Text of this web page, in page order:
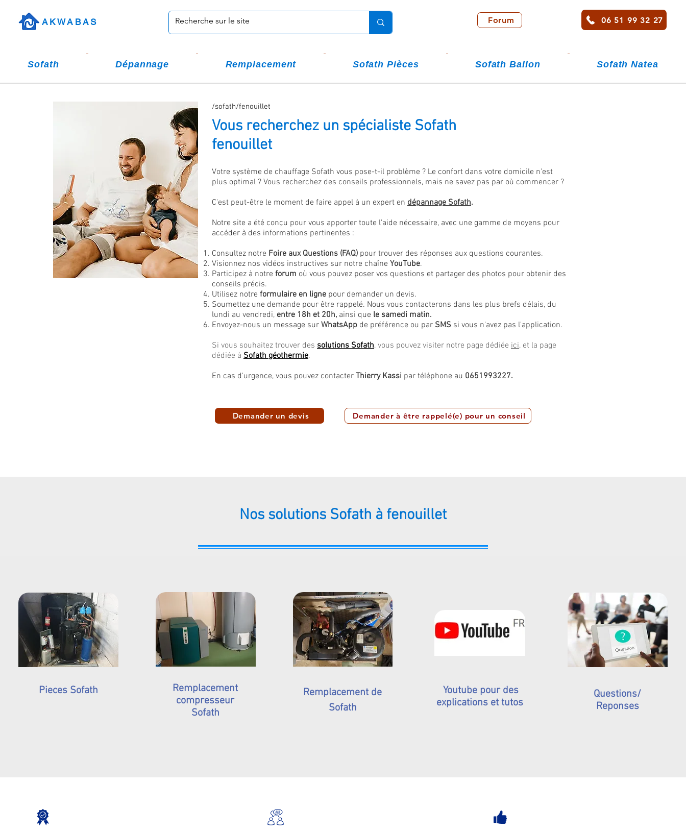
AKWABAS Forum 06 51 99 32 27
Sofath Dépannage Remplacement Sofath Pièces Sofath Ballon Sofath Natea
/sofath/fenouillet
Vous recherchez un spécialiste Sofath
fenouillet
Votre système de chauffage Sofath vous pose-t-il problème ? Le confort dans votre domicile n'est
plus optimal ? Vous recherchez des conseils professionnels, mais ne savez pas par où commencer ?
C'est peut-être le moment de faire appel à un expert en dépannage Sofath.
Notre site a été conçu pour vous apporter toute l'aide nécessaire, avec une gamme de moyens pour
accéder à des informations pertinentes :
Consultez notre Foire aux Questions (FAQ) pour trouver des réponses aux questions courantes.
Visionnez nos vidéos instructives sur notre chaîne YouTube.
Participez à notre forum où vous pouvez poser vos questions et partager des photos pour obtenir des
conseils précis.
Utilisez notre formulaire en ligne pour demander un devis.
Soumettez une demande pour être rappelé. Nous vous contacterons dans les plus brefs délais, du
lundi au vendredi, entre 18h et 20h, ainsi que le samedi matin.
Envoyez-nous un message sur WhatsApp de préférence ou par SMS si vous n'avez pas l'application.
Si vous souhaitez trouver des solutions Sofath, vous pouvez visiter notre page dédiée ici, et la page
dédiée à Sofath géothermie.
En cas d'urgence, vous pouvez contacter Thierry Kassi par téléphone au 0651993227.
Demander un devis Demander à être rappelé(e) pour un conseil
Nos solutions Sofath à fenouillet
Pieces Sofath
Remplacement
compresseur
Sofath
Remplacement de
Sofath
Youtube pour des
explications et tutos
Questions/
Reponses